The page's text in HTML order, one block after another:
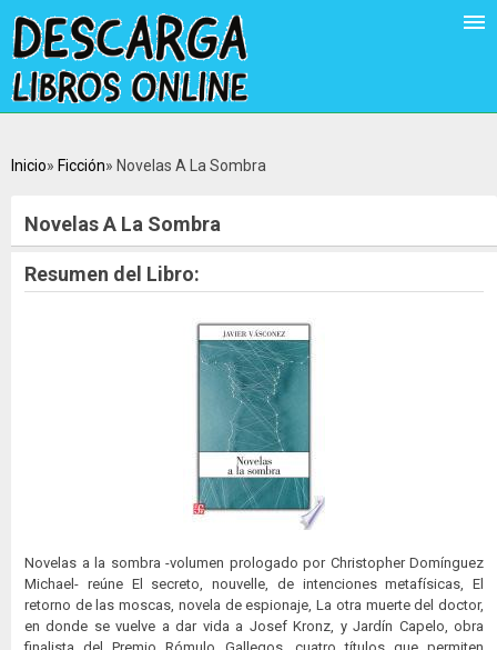
Inicio Ficción Novelas A La Sombra
Novelas A La Sombra
Resumen del Libro:
Novelas a la sombra -volumen prologado por Christopher Domínguez
Michael- reúne El secreto, nouvelle, de intenciones metafísicas, El
retorno de las moscas, novela de espionaje, La otra muerte del doctor,
en donde se vuelve a dar vida a Josef Kronz, y Jardín Capelo, obra